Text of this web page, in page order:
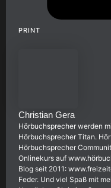
PRINT
Christian Gera
Hörbuchsprecher werden
Hörbuchsprecher Titan.
Hörbuchsprecher
Onlinekurs auf
Blog seit 2011:
Feder. Und viel Spaß mit